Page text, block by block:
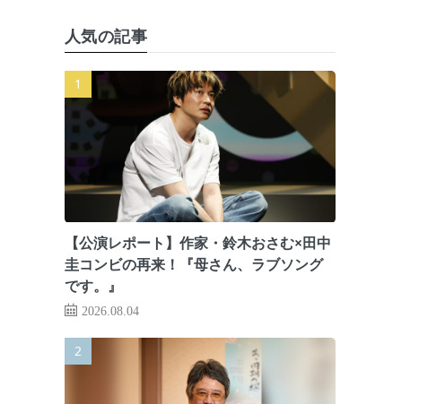
人気の記事
【公演レポート】作家・鈴木おさむ×田中
圭コンビの再来！『母さん、ラブソング
です。』
2026.08.04